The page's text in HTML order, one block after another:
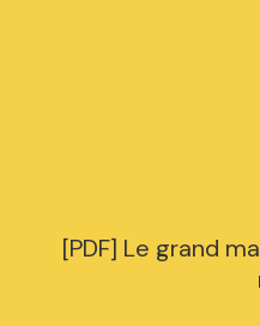
[PDF] Le grand